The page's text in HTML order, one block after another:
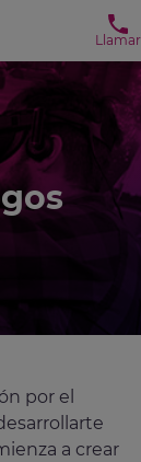
Llamar
por el
a crear